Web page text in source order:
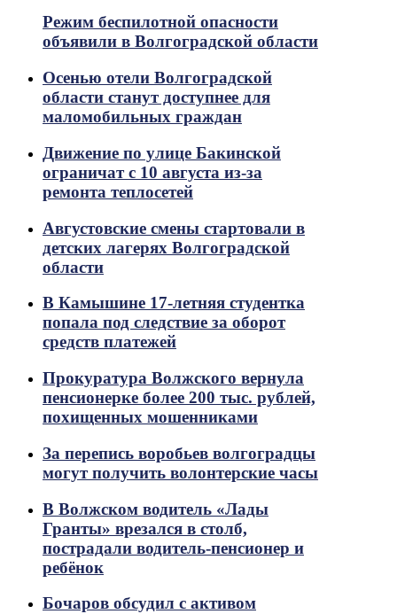
Режим беспилотной опасности
объявили в Волгоградской области
Осенью отели Волгоградской
области станут доступнее для
маломобильных граждан
Движение по улице Бакинской
ограничат с 10 августа из-за
ремонта теплосетей
Августовские смены стартовали в
детских лагерях Волгоградской
области
В Камышине 17-летняя студентка
попала под следствие за оборот
средств платежей
Прокуратура Волжского вернула
пенсионерке более 200 тыс. рублей,
похищенных мошенниками
За перепись воробьев волгоградцы
могут получить волонтерские часы
В Волжском водитель «Лады
Гранты» врезался в столб,
пострадали водитель-пенсионер и
ребёнок
Бочаров обсудил с активом